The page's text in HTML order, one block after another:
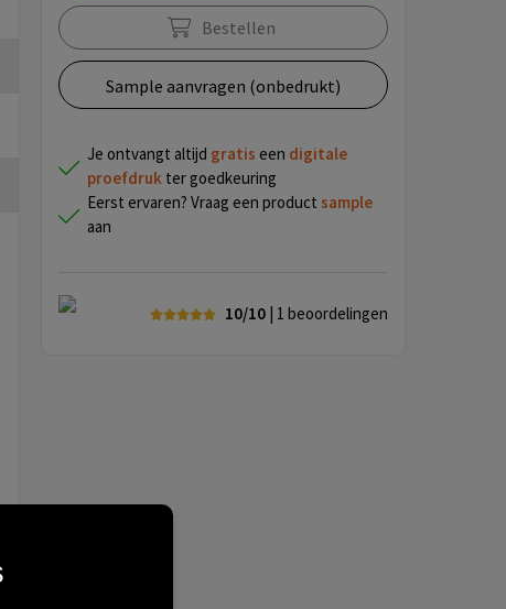
Bestellen
Sample aanvragen (onbedrukt)
Je ontvangt altijd gratis een digitale
proefdrukter goedkeuring
Eerst ervaren? Vraag een product sample
aan
10/10 | 1 beoordelingen